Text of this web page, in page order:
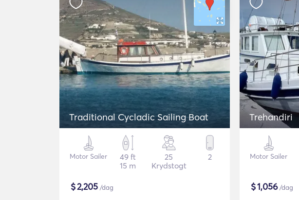
Traditional Cycladic Sailing Boat
Motor Sailer
49 ft
15 m
25
Krydstogt
2
$2,205 /dag
Trehandiri
Motor Sailer
$1,056/dag